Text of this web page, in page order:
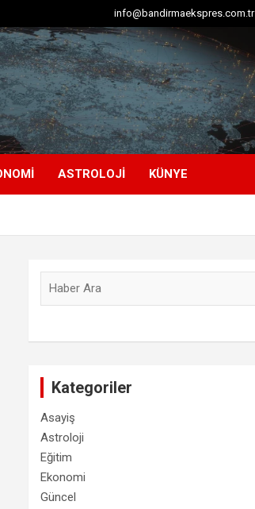
info@bandirmaekspres.com.tr
ASTROLOJI KÜNYE
Kategoriler
Asayiş
Astroloji
Eğitim
Ekonomi
Güncel